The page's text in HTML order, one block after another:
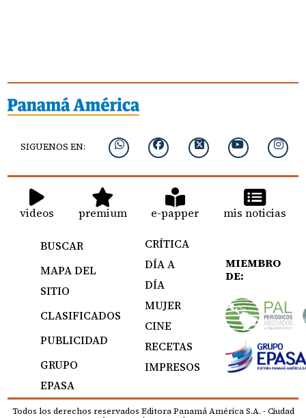
SIGUENOS EN:
videos premium e-papper mis noticias
BUSCAR
MAPA DEL
SITIO
CLASIFICADOS
PUBLICIDAD
GRUPO
EPASA
CRÍTICA
DÍA A
DÍA
MUJER
CINE
RECETAS
IMPRESOS
MIEMBRO
DE:
Todos los derechos reservados Editora Panamá América S.A. - Ciudad